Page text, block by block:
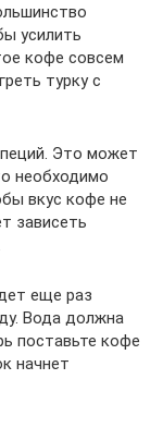
усилить
кофе совсем
турку с
Это может
необходимо
вкус кофе не
зависеть
еще раз
Вода должна
поставьте кофе
начнет